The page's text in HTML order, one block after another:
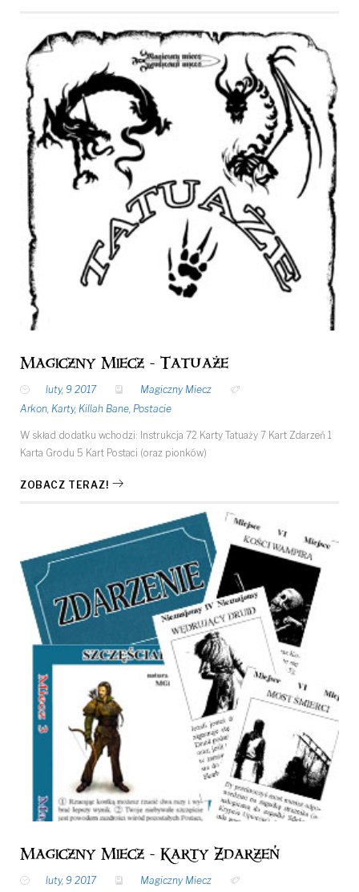
Magiczny Miecz - Tatuaże
luty, 9 2017
Magiczny Miecz
Arkon, Karty, Killah Bane, Postacie
W skład dodatku wchodzi: Instrukcja 72 Karty Tatuaży 7 Kart Zdarzeń 1
Karta Grodu 5 Kart Postaci (oraz pionków)
ZOBACZ TERAZ!
Magiczny Miecz - Karty Zdarzeń
luty, 9 2017
Magiczny Miecz